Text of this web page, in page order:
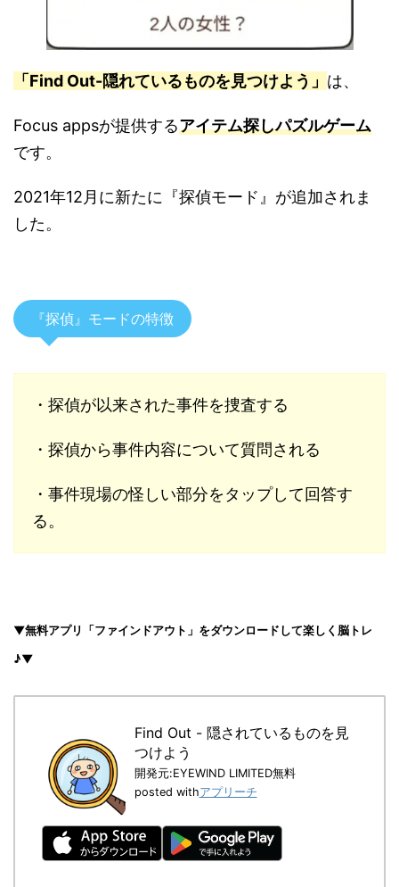
「Find Out-隠れているものを見つけよう」 は、
Focus appsが提供するアイテム探しパズルゲーム
です。
2021年12月に新たに『探偵モード』が追加されま
した。
『探偵』モードの特徴
・探偵が以来された事件を捜査する
・探偵から事件内容について質問される
・事件現場の怪しい部分をタップして回答す
る。
▼無料アプリ「ファインドアウト」をダウンロードして楽しく脳トレ
♪▼
Find Out - 隠されているものを見
つけよう
開発元:EYEWIND LIMITED無料
posted withアプリーチ